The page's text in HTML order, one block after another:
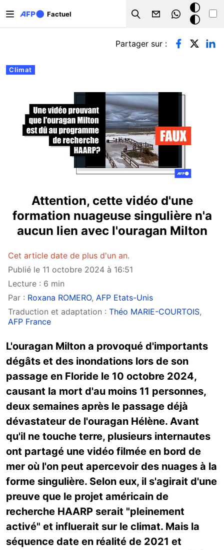
Factuel
Search
Mode
sombre
Onglets principaux
Climat
Partager sur :
Attention, cette vidéo d'une
formation nuageuse singulière n'a
aucun lien avec l'ouragan Milton
Cet article date de plus d'un an.
Publié le 11 octobre 2024 à 16:51
Lecture : 6 min
Par : Roxana ROMERO, AFP Etats-Unis
Traduction et adaptation : Théo MARIE-COURTOIS,
AFP France
L'ouragan Milton a provoqué d'importants
dégâts et des inondations lors de son
passage en Floride le 10 octobre 2024,
causant la mort d'au moins 11 personnes,
deux semaines après le passage déjà
dévastateur de l'ouragan Hélène. Avant
qu'il ne touche terre, plusieurs internautes
ont partagé une vidéo filmée en bord de
mer où l'on peut apercevoir des nuages à la
forme singulière. Selon eux, il s'agirait d'une
preuve que le projet américain de
recherche HAARP serait "pleinement
activé" et influerait sur le climat. Mais la
séquence date en réalité de 2021 et